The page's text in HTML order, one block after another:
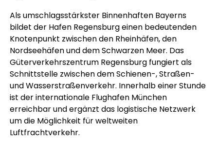
Als umschlagsstärkster Binnenhaften Bayerns
bildet der Hafen Regensburg einen bedeutenden
Knotenpunkt zwischen den Rheinhäfen, den
Nordseehäfen und dem Schwarzen Meer. Das
Güterverkehrszentrum Regensburg fungiert als
Schnittstelle zwischen dem Schienen-, Straßen-
und Wasserstraßenverkehr. Innerhalb einer Stunde
ist der internationale Flughafen München
erreichbar und ergänzt das logistische Netzwerk
um die Möglichkeit für weltweiten
Luftfrachtverkehr.